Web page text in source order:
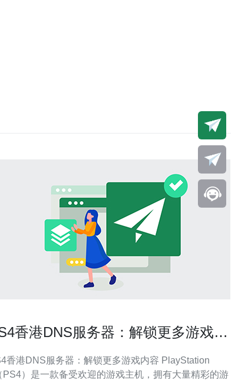
香港DNS服务器：解锁更多游戏内
香港DNS服务器：解锁更多游戏内容 PlayStation
PS4）是一款备受欢迎的游戏主机，拥有大量精彩的游